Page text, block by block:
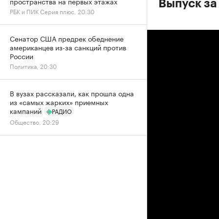
Выпуск
РБК и ПИК Серия плюс, 20:30
Сенатор США предрек обеднение
американцев из-за санкций против
России
Политика, 20:30
В вузах рассказали, как прошла одна
из «самых жарких» приемных
кампаний
РАДИО
Общество, 20:29